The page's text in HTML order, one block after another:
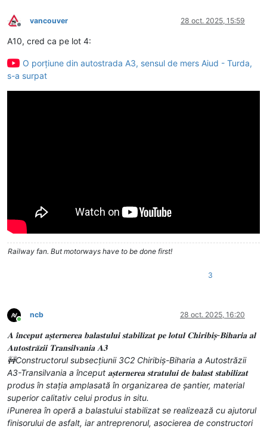
Deconectat
vancouver 28 oct. 2025, 15:59
A10, cred ca pe lot 4:
O porțiune din autostrada A3, sensul de mers Aiud - Turda,
s-a surpat
Railway fan. But motorways have to be done first!
3
Conectat
ncb 28 oct. 2025, 16:20
𝐀 𝐢̂𝐧𝐜𝐞𝐩𝐮𝐭 𝐚𝐬̦𝐭𝐞𝐫𝐧𝐞𝐫𝐞𝐚 𝐛𝐚𝐥𝐚𝐬𝐭𝐮𝐥𝐮𝐢 𝐬𝐭𝐚𝐛𝐢𝐥𝐢𝐳𝐚𝐭 𝐩𝐞 𝐥𝐨𝐭𝐮𝐥 𝐂𝐡𝐢𝐫𝐢𝐛𝐢𝐬̦-𝐁𝐢𝐡𝐚𝐫𝐢𝐚 𝐚𝐥
𝐀𝐮𝐭𝐨𝐬𝐭𝐫𝐚̆𝐳𝐢𝐢 𝐓𝐫𝐚𝐧𝐬𝐢𝐥𝐯𝐚𝐧𝐢𝐚 𝐀𝟑
🚧Constructorul subsecțiunii 3C2 Chiribiș-Biharia a Autostrăzii
A3-Transilvania a început 𝐚𝐬̦𝐭𝐞𝐫𝐧𝐞𝐫𝐞𝐚 𝐬𝐭𝐫𝐚𝐭𝐮𝐥𝐮𝐢 𝐝𝐞 𝐛𝐚𝐥𝐚𝐬𝐭 𝐬𝐭𝐚𝐛𝐢𝐥𝐢𝐳𝐚𝐭
produs în stația amplasată în organizarea de șantier, material
superior calitativ celui produs in situ.
ℹ️Punerea în operă a balastului stabilizat se realizează cu ajutorul
finisorului de asfalt, iar antreprenorul, asocierea de constructori